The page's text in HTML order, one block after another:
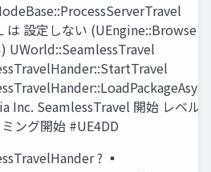
は 設定しない (UEngine::Browse
UWorld::SeamlessTravel
Inc. SeamlessTravel 開始 レベル
ング開始 #UE4DD
? ▪